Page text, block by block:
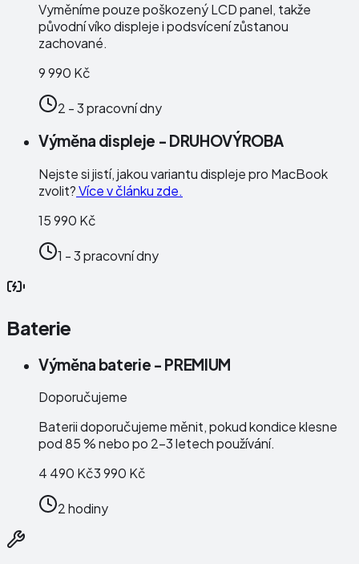
Vyměníme pouze poškozený LCD panel, takže
původní víko displeje i podsvícení zůstanou
zachované.
9 990 Kč
2 - 3 pracovní dny
Výměna displeje - DRUHOVÝROBA
Nejste si jistí, jakou variantu displeje pro MacBook
zvolit?Více v článku zde.
15 990 Kč
1 - 3 pracovní dny
Baterie
Výměna baterie - PREMIUM
Doporučujeme
Baterii doporučujeme měnit, pokud kondice klesne
pod 85 % nebo po 2–3 letech používání.
4 490 Kč3 990 Kč
2 hodiny